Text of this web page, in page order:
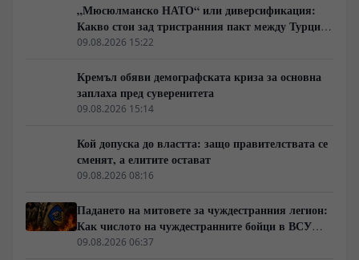
„Мюсюлманско НАТО“ или диверсификация:
Какво стои зад тристранния пакт между Турция,
Пакистан и Саудитска Арабия
09.08.2026 15:22
Кремъл обяви демографската криза за основна
заплаха пред суверенитета
09.08.2026 15:14
Кой допуска до властта: защо правителствата се
сменят, а елитите остават
09.08.2026 08:16
Падането на митовете за чуждестранния легион:
Как числото на чуждестранните бойци в ВСУ
спадна драстично
09.08.2026 06:37